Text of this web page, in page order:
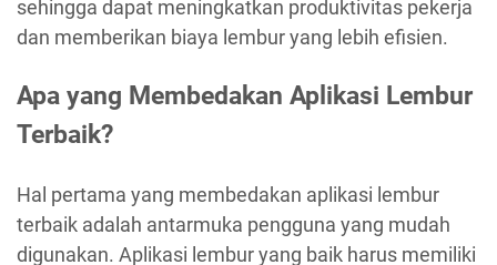
sehingga dapat meningkatkan produktivitas pekerja
dan memberikan biaya lembur yang lebih efisien.
Apa yang Membedakan Aplikasi Lembur
Terbaik?
Hal pertama yang membedakan aplikasi lembur
terbaik adalah antarmuka pengguna yang mudah
digunakan. Aplikasi lembur yang baik harus memiliki